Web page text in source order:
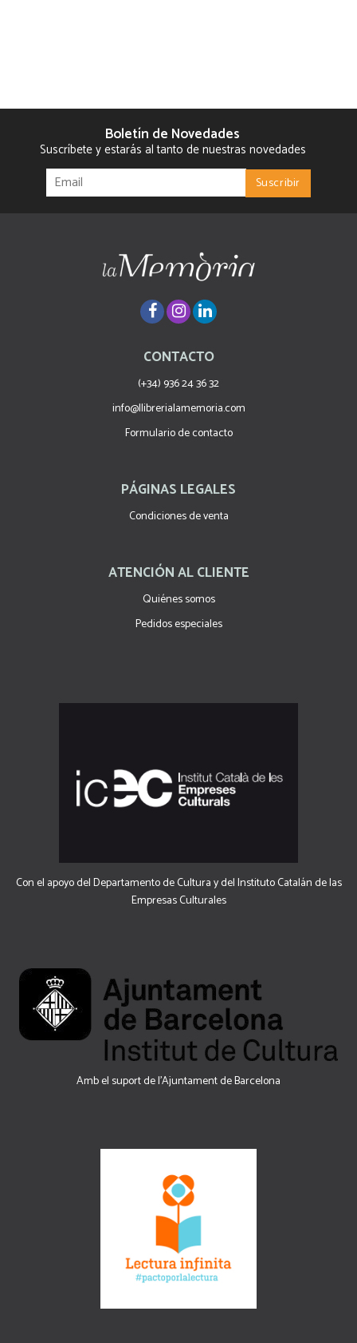
Boletín de Novedades
Suscríbete y estarás al tanto de nuestras novedades
CONTACTO
(+34) 936 24 36 32
info@llibrerialamemoria.com
Formulario de contacto
PÁGINAS LEGALES
Condiciones de venta
ATENCIÓN AL CLIENTE
Quiénes somos
Pedidos especiales
Con el apoyo del Departamento de Cultura y del Instituto Catalán de las
Empresas Culturales
Amb el suport de l’Ajuntament de Barcelona